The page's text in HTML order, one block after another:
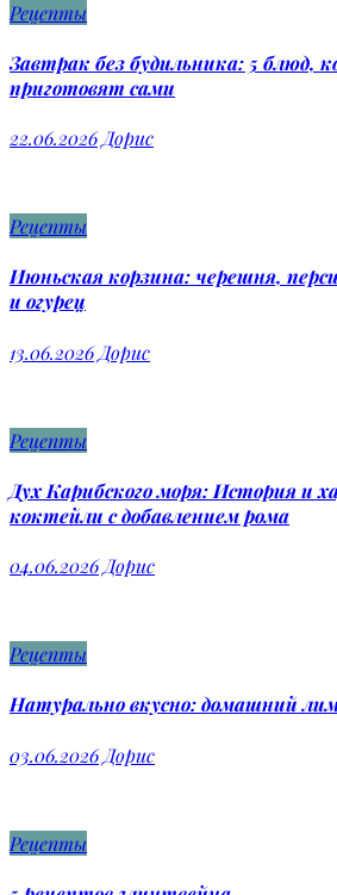
Рецепты
Завтрак без будильника: 5 блюд,
приготовят сами
22.06.2026 Дорис
Рецепты
Июньская корзина: черешня,
и огурец
13.06.2026 Дорис
Рецепты
Дух Карибского моря: История и
коктейли с добавлением рома
04.06.2026 Дорис
Рецепты
Натурально вкусно: домашний
03.06.2026 Дорис
Рецепты